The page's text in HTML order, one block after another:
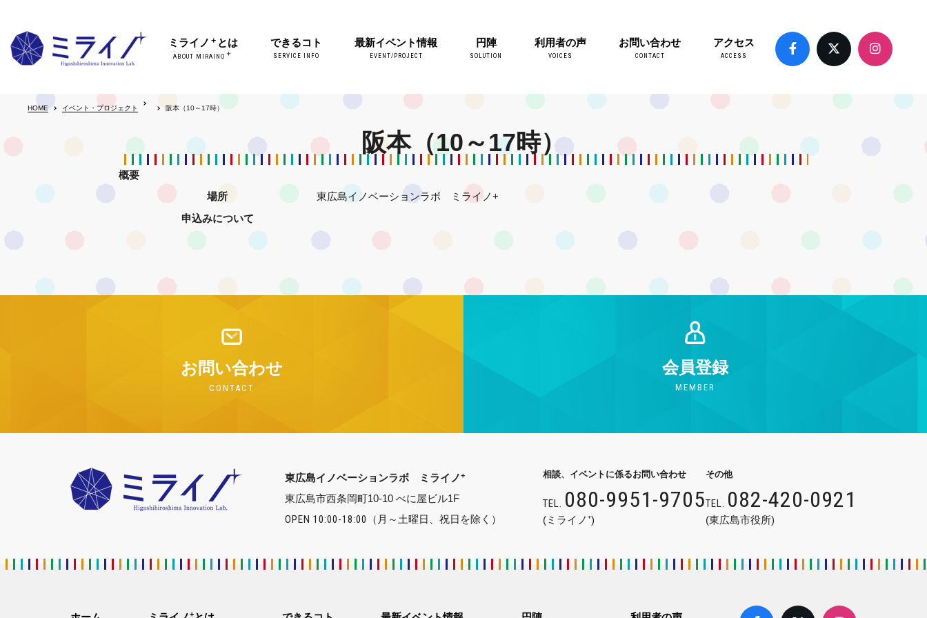
ミライノ ＋ とは
ABOUT MIRAINO ＋
できるコト
SERVICE INFO
最新イベント情報
EVENT/PROJECT
円陣
SOLUTION
利用者の声
VOICES
お問い合わせ
CONTACT
アクセス
ACCESS
HOME イベント・プロジェクト 阪本（10～17時）
阪本（10～17時）
概要
場所
東広島イノベーションラボ ミライノ+
申込みについて
お問い合わせ
CONTACT
会員登録
MEMBER
東広島イノベーションラボ ミライノ+
東広島市西条岡町10-10 べに屋ビル1F
OPEN 10:00-18:00 （月～土曜日、祝日を除く）
相談、イベントに係るお問い合わせ
TEL. 080-9951-9705
(ミライノ⁺)
その他
TEL. 082-420-0921
(東広島市役所)
+